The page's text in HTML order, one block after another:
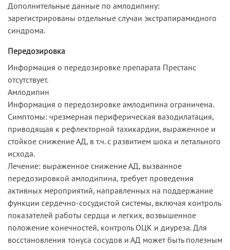
Дополнительные данные по амлодипину:
зарегистрированы отдельные случаи экстрапирамидного
синдрома.
Передозировка
Информация о передозировке препарата Престанс
отсутствует.
Амлодипин
Информация о передозировке амлодипина ограничена.
Симптомы: чрезмерная периферическая вазодилатация,
приводящая к рефлекторной тахикардии, выраженное и
стойкое снижение АД, в т.ч. с развитием шока и летального
исхода.
Лечение: выраженное снижение АД, вызванное
передозировкой амлодипина, требует проведения
активных мероприятий, направленных на поддержание
функции сердечно-сосудистой системы, включая контроль
показателей работы сердца и легких, возвышенное
положение конечностей, контроль ОЦК и диуреза. Для
восстановления тонуса сосудов и АД может быть полезным